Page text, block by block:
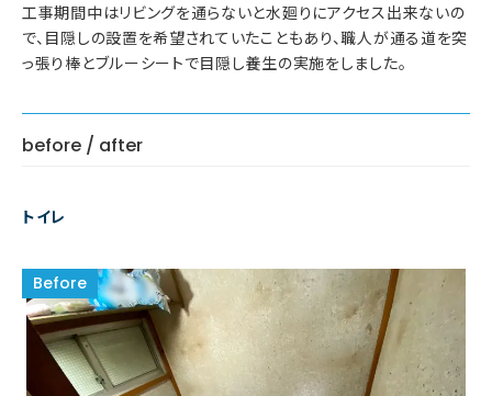
工事期間中はリビングを通らないと水廻りにアクセス出来ないの
で、目隠しの設置を希望されていたこともあり、職人が通る道を突
っ張り棒とブルーシートで目隠し養生の実施をしました。
before / after
トイレ